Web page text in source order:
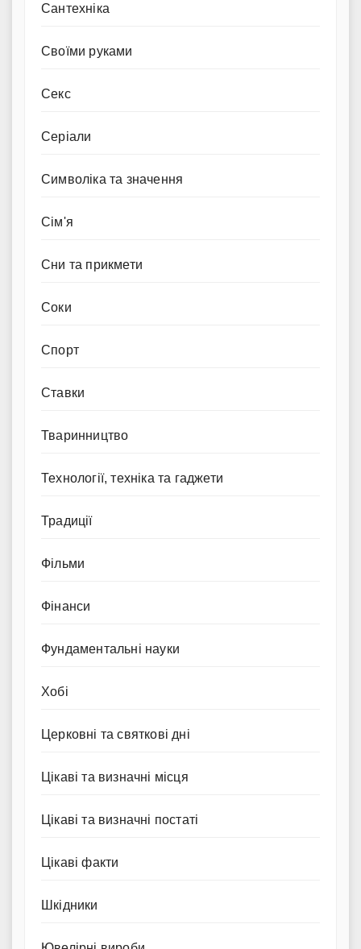
Сантехніка
Своїми руками
Секс
Серіали
Символіка та значення
Сім'я
Сни та прикмети
Соки
Спорт
Ставки
Тваринництво
Технології, техніка та гаджети
Традиції
Фільми
Фінанси
Фундаментальні науки
Хобі
Церковні та святкові дні
Цікаві та визначні місця
Цікаві та визначні постаті
Цікаві факти
Шкідники